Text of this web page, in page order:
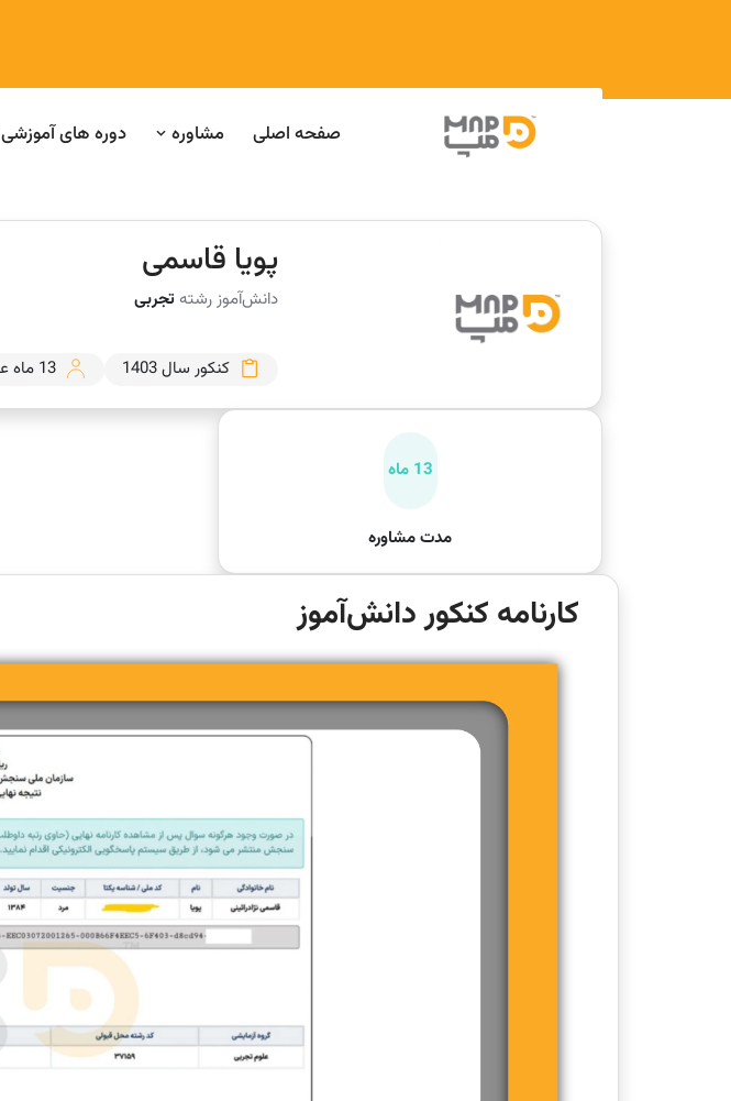
صفحه اصلی مشاوره دوره های آموزشی
پویا قاسمی
دانش‌آموز رشتهتجربی
کنکور سال 1403 13 ماه عضو
13 ماه
مدت مشاوره
کارنامه کنکور دانش‌آموز